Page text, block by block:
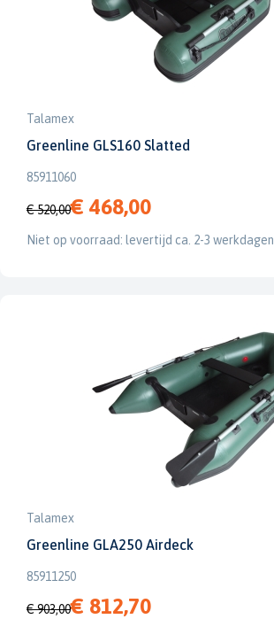
Talamex
Greenline GLS160 Slatted
85911060
€ 520,00€ 468,00
Niet op voorraad: levertijd ca. 2-3 werkdagen
Talamex
Greenline GLA250 Airdeck
85911250
€ 903,00€ 812,70